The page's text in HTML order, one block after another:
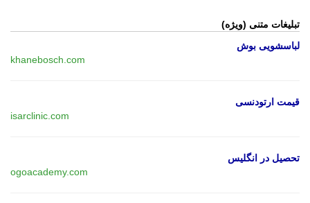
تبلیغات متنی (ویژه)
لباسشویی بوش
khanebosch.com
قیمت ارتودنسی
isarclinic.com
تحصیل در انگلیس
ogoacademy.com